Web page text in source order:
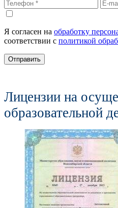
Я согласен на обработку
соответствии с политикой
Отправить
Лицензии на
образовательной